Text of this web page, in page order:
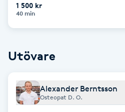
Barnklippning
Bottenfärg
1 500 kr
40 min
Utövare
Alexander Berntsson
Osteopat D. O.